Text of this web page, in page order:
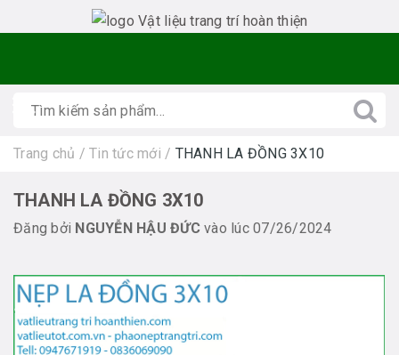
Trang chủ / Tin tức mới / THANH LA ĐỒNG 3X10
THANH LA ĐỒNG 3X10
Đăng bởi NGUYỄN HẬU ĐỨCvào lúc 07/26/2024